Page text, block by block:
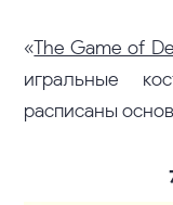
«The Game of
игральные
расписаны